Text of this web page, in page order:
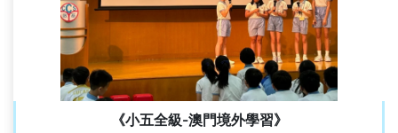
《小五全級-澳門境外學習》